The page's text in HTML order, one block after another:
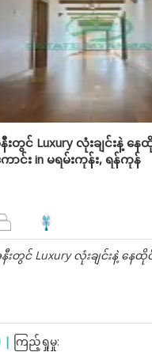
နီးတွင် Luxury လုံးချင်းနဲ့
ာင်း in မရမ်းကုန်း, ရန်ကုန်
နီးတွင် Luxury လုံးချင်းနဲ့ န
| ကြည့်ရှုမှု: